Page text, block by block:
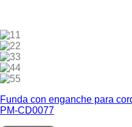
1
2
3
4
5
Funda con enganche para
PM-CD0077